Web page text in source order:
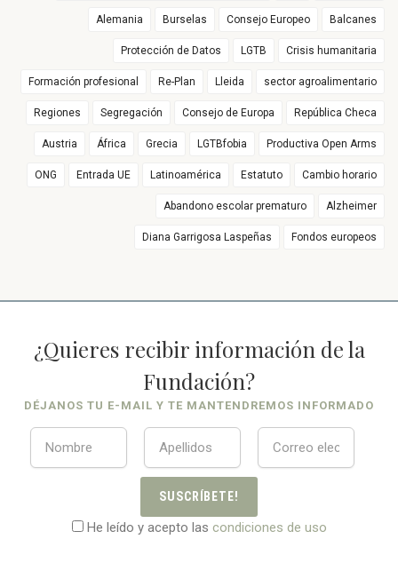
Alemania Burselas Consejo Europeo Balcanes
Protección de Datos LGTB Crisis humanitaria
Formación profesional Re-Plan Lleida sector agroalimentario
Regiones Segregación Consejo de Europa República Checa
Austria África Grecia LGTBfobia Productiva Open Arms
ONG Entrada UE Latinoamérica Estatuto Cambio horario
Abandono escolar prematuro Alzheimer
Diana Garrigosa Laspeñas Fondos europeos
¿Quieres recibir información de la
Fundación?
DÉJANOS TU E-MAIL Y TE MANTENDREMOS INFORMADO
SUSCRÍBETE!
He leído y acepto las condiciones de uso